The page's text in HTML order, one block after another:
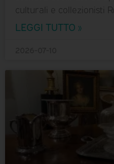
culturali e collezionisti
LEGGI TUTTO »